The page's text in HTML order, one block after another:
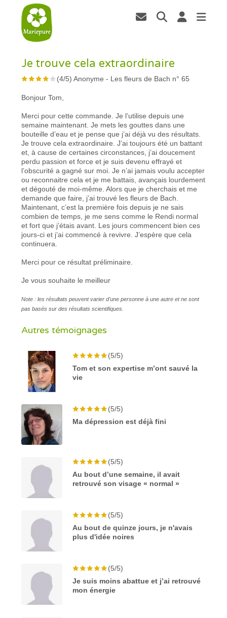
Je trouve cela extraordinaire
(4/5)Anonyme - Les fleurs de Bach n° 65
Bonjour Tom,
Merci pour cette commande. Je l’utilise depuis une
semaine maintenant. Je mets les gouttes dans une
bouteille d’eau et je pense que j’ai déjà vu des résultats.
Je trouve cela extraordinaire. J’ai toujours été un battant
et, à cause de certaines circonstances, j’ai doucement
perdu passion et force et je suis devenu effrayé et
l’obscurité a gagné sur moi. Je n’ai jamais voulu accepter
ou reconnaitre cela et je me battais, avançais lourdement
et dégouté de moi-même. Alors que je cherchais et me
demande que faire, j’ai trouvé les fleurs de Bach.
Maintenant, c’est la première fois depuis je ne sais
combien de temps, je me sens comme le Rendi normal
et fort que j’étais avant. Les jours commencent bien ces
jours-ci et j’ai commencé à revivre. J’espère que cela
continuera.
Merci pour ce résultat préliminaire.
Je vous souhaite le meilleur
Note : les résultats peuvent varier d'une personne à une autre et ne sont
pas basés sur des résultats scientifiques.
Autres témoignages
(5/5)
Tom et son expertise m’ont sauvé la
vie
(5/5)
Ma dépression est déjà fini
(5/5)
Au bout d’une semaine, il avait
retrouvé son visage « normal »
(5/5)
Au bout de quinze jours, je n'avais
plus d'idée noires
(5/5)
Je suis moins abattue et j’ai retrouvé
mon énergie